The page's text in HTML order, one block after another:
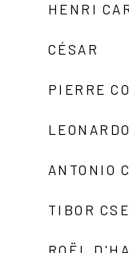
HENRI
CÉSAR
PIERRE
ANTONIO
TIBOR
ROËL